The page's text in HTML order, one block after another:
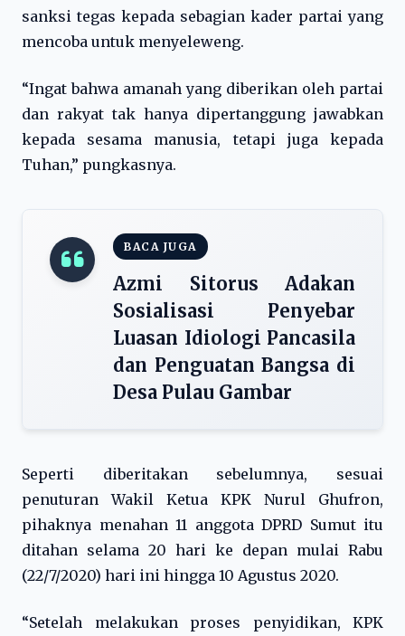
sanksi tegas kepada sebagian kader partai yang
mencoba untuk menyeleweng.
“Ingat bahwa amanah yang diberikan oleh partai
dan rakyat tak hanya dipertanggung jawabkan
kepada sesama manusia, tetapi juga kepada
Tuhan,” pungkasnya.
BACA JUGA
Azmi Sitorus Adakan
Sosialisasi Penyebar
Luasan Idiologi Pancasila
dan Penguatan Bangsa di
Desa Pulau Gambar
Seperti diberitakan sebelumnya, sesuai
penuturan Wakil Ketua KPK Nurul Ghufron,
pihaknya menahan 11 anggota DPRD Sumut itu
ditahan selama 20 hari ke depan mulai Rabu
(22/7/2020) hari ini hingga 10 Agustus 2020.
“Setelah melakukan proses penyidikan, KPK